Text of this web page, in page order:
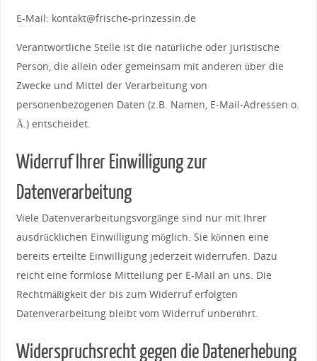
E-Mail: kontakt@frische-prinzessin.de
Verantwortliche Stelle ist die natürliche oder juristische
Person, die allein oder gemeinsam mit anderen über die
Zwecke und Mittel der Verarbeitung von
personenbezogenen Daten (z.B. Namen, E-Mail-Adressen o.
Ä.) entscheidet.
Widerruf Ihrer Einwilligung zur
Datenverarbeitung
Viele Datenverarbeitungsvorgänge sind nur mit Ihrer
ausdrücklichen Einwilligung möglich. Sie können eine
bereits erteilte Einwilligung jederzeit widerrufen. Dazu
reicht eine formlose Mitteilung per E-Mail an uns. Die
Rechtmäßigkeit der bis zum Widerruf erfolgten
Datenverarbeitung bleibt vom Widerruf unberührt.
Widerspruchsrecht gegen die Datenerhebung